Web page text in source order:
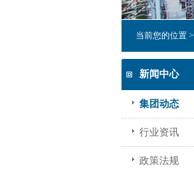
当前您的位置 >
新闻中心
集团动态
行业资讯
政策法规